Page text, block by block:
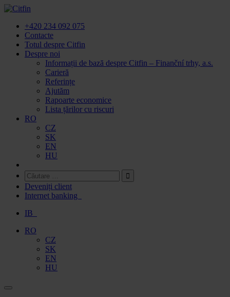
Accesați
+420 234 092 075
Contacte
Totul despre Citfin
Despre noi
Informații de bază despre Citfin – Finanční trhy, a.s.
Carieră
Referințe
Ajutăm
Rapoarte economice
Lista țărilor cu riscuri
RO
CZ
SK
EN
HU
Deveniți client
Internet banking
IB
RO
CZ
SK
EN
HU